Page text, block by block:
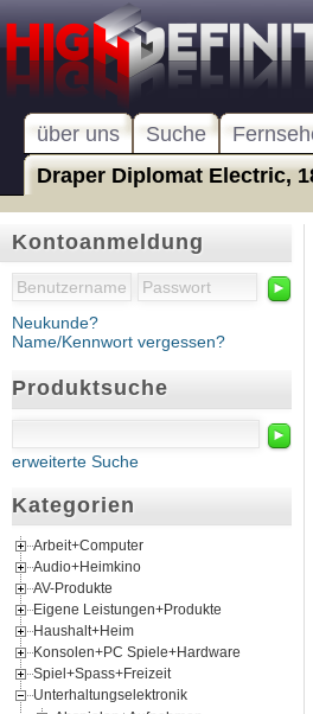
über uns Suche
Draper Diplomat Electric,
Kontoanmeldung
►
Neukunde?
Name/Kennwort vergessen?
Produktsuche
►
erweiterte Suche
Kategorien
Arbeit+Computer
Audio+Heimkino
AV-Produkte
Eigene Leistungen+Produkte
Haushalt+Heim
Konsolen+PC Spiele+Hardware
Spiel+Spass+Freizeit
Unterhaltungselektronik